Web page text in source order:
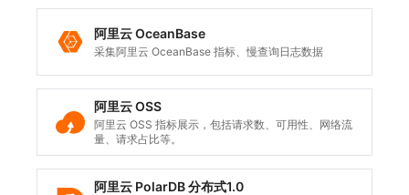
阿里云 OceanBase
采集阿里云 OceanBase 指标、慢查询日志数据
阿里云 OSS
阿里云 OSS 指标展示，包括请求数、可用性、网络流
量、请求占比等。
阿里云 PolarDB 分布式1.0